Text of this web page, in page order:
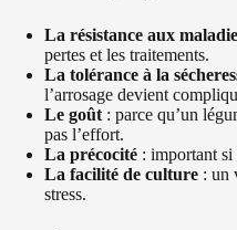
La résistance aux
pertes et les traitements.
La tolérance à la
l’arrosage devient
Le goût : parce qu’un
pas l’effort.
La précocité : important
La facilité de culture : un
stress.